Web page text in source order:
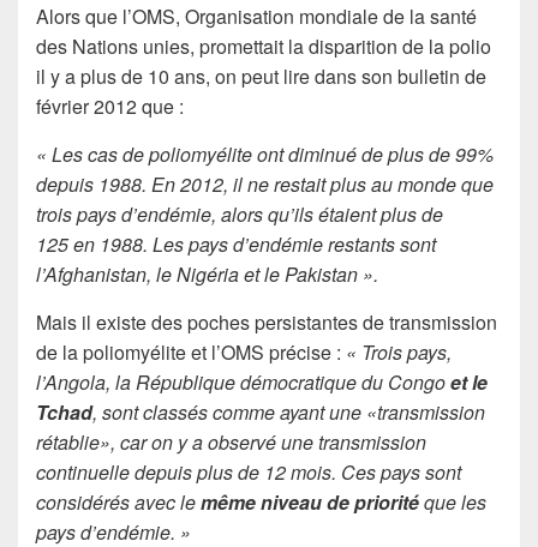
Alors que l’OMS, Organisation mondiale de la santé
des Nations unies, promettait la disparition de la polio
il y a plus de 10 ans, on peut lire dans son bulletin de
février 2012 que :
« Les cas de poliomyélite ont diminué de plus de 99%
depuis 1988. En 2012, il ne restait plus au monde que
trois pays d’endémie, alors qu’ils étaient plus de
125 en 1988. Les pays d’endémie restants sont
l’Afghanistan, le Nigéria et le Pakistan ».
Mais il existe des poches persistantes de transmission
de la poliomyélite et l’OMS précise : « Trois pays,
l’Angola, la République démocratique du Congoet le
Tchad, sont classés comme ayant une «transmission
rétablie», car on y a observé une transmission
continuelle depuis plus de 12 mois. Ces pays sont
considérés avec lemême niveau de prioritéque les
pays d’endémie. »